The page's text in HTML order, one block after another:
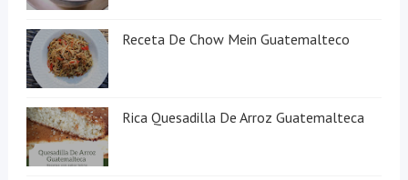
Receta De Chow Mein Guatemalteco
Rica Quesadilla De Arroz Guatemalteca